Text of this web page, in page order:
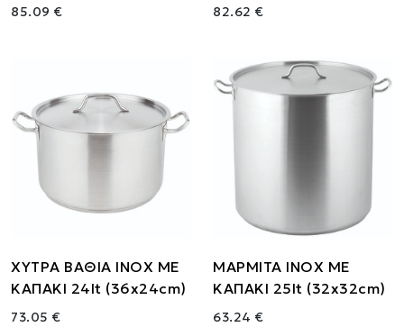
85.09 € 82.62 €
ΧΥΤΡΑ ΒΑΘΙΑ ΙΝΟΧ ΜΕ
ΚΑΠΑΚΙ 24lt (36x24cm)
73.05 €
ΜΑΡΜΙΤΑ ΙΝΟΧ ΜΕ
ΚΑΠΑΚΙ 25lt (32x32cm)
63.24 €